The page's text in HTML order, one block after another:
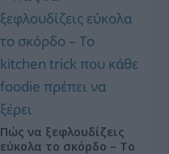
Πώς να ξεφλουδίζεις
εύκολα το σκόρδο – Το